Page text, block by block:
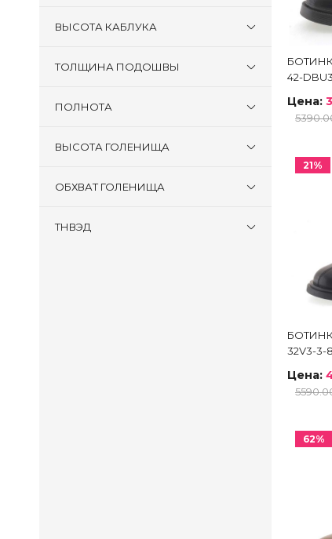
ВЫСОТА КАБЛУКА
ТОЛЩИНА ПОДОШВЫ
ПОЛНОТА
ВЫСОТА ГОЛЕНИЩА
ОБХВАТ ГОЛЕНИЩА
ТНВЭД
42-
Цена:
21%
32V3-
Цена:
62%